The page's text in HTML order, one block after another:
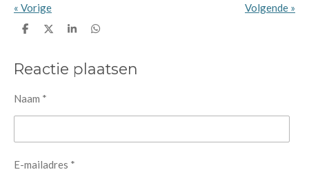
« Vorige Volgende »
D
n
D
S
e
D
n
Reactie plaatsen
Naam *
E-mailadres *